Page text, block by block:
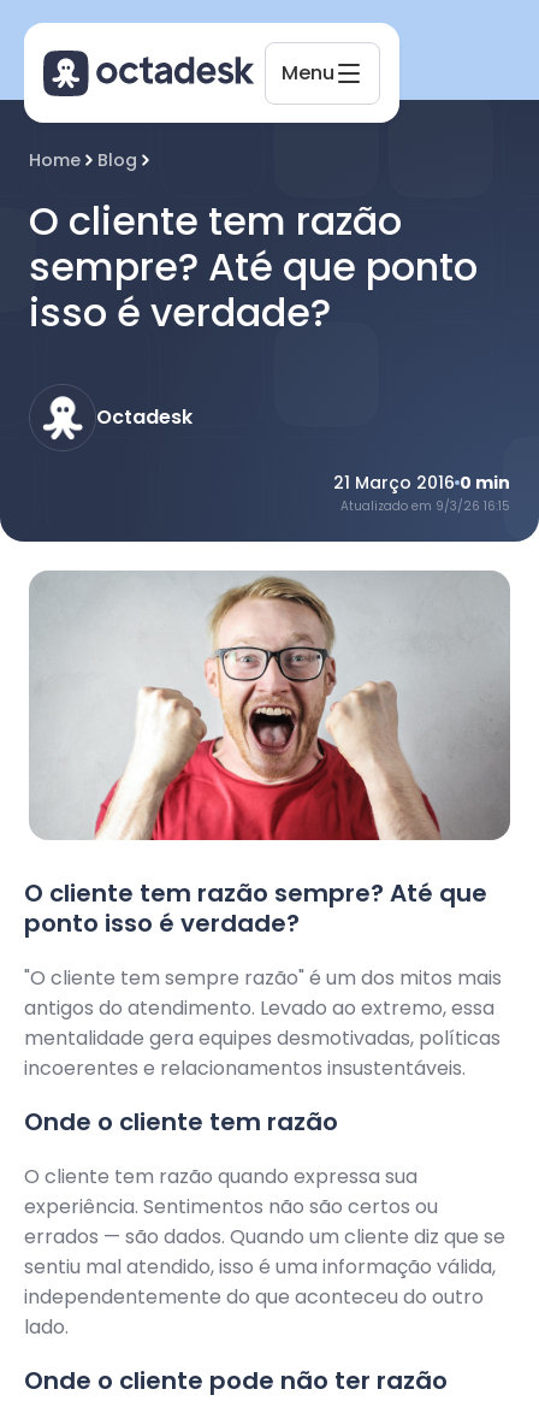
Menu
Home Blog
O cliente tem razão
sempre? Até que ponto
isso é verdade?
Octadesk
21 Março 2016 0 min
Atualizado em 9/3/26 16:15
O cliente tem razão sempre? Até que
ponto isso é verdade?
"O cliente tem sempre razão" é um dos mitos mais
antigos do atendimento. Levado ao extremo, essa
mentalidade gera equipes desmotivadas, políticas
incoerentes e relacionamentos insustentáveis.
Onde o cliente tem razão
O cliente tem razão quando expressa sua
experiência. Sentimentos não são certos ou
errados — são dados. Quando um cliente diz que se
sentiu mal atendido, isso é uma informação válida,
independentemente do que aconteceu do outro
lado.
Onde o cliente pode não ter razão